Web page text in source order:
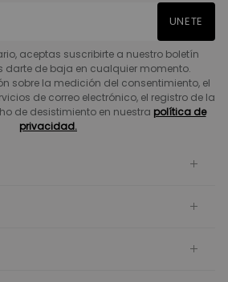
UNETE
aceptas suscribirte a nuestro boletín
darte de baja en cualquier momento.
sobre la medición del consentimiento, el
de correo electrónico, el registro de la
de desistimiento en nuestra política de
privacidad.